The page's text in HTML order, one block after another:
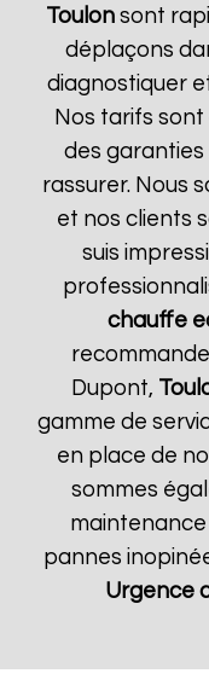
Toulonsont
déplaçons
diagnostiquer
Nos tarifs
des garanties
rassurer. Nous
et nos clients
suis
chauffe
Dupont,
gamme de
en place de
sommes
pannes
Urgence